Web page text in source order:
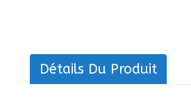
Détails Du Produit